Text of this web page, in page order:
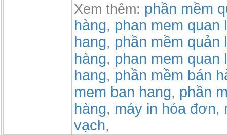
Xem thêm: phần mềm
hàng, phan mem quan
hang, phần mềm quản
hàng, phan mem quan
hang, phần mềm bán
mem ban hang, phần
hàng, máy in hóa đơn,
vạch,